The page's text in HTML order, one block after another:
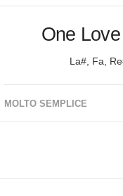
One
La#, Fa,
MOLTO SEMPLICE